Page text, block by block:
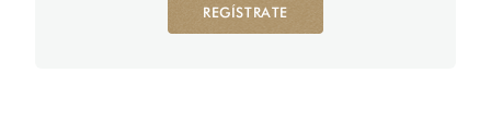
REGÍSTRATE